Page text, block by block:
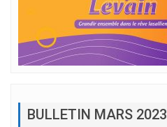
BULLETIN MARS 2023